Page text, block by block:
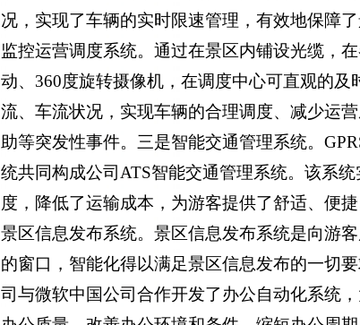
况，实现了车辆的实时限速管理，有效地保障
监控运营调度系统。通过在景区内铺设光缆，
动、360度旋转摄像机，在调度中心可直观的及
流、车流状况，实现车辆的合理调度、减少运
助等突发性事件。三是智能交通管理系统。
统共同构成公司ATS智能交通管理系统。该系
度，降低了运输成本，为游客提供了舒适、便
景区信息发布系统。景区信息发布系统是向游
的窗口，智能化得以满足景区信息发布的一切
司与微软中国公司合作开发了办公自动化系统